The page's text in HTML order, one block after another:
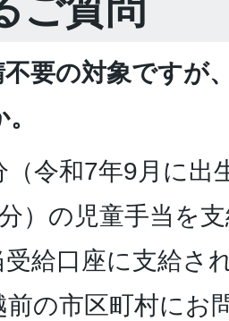
ご質問
不要の対象ですが
（令和7年9月に出
）の児童手当を
受給口座に支給さ
前の市区町村にお